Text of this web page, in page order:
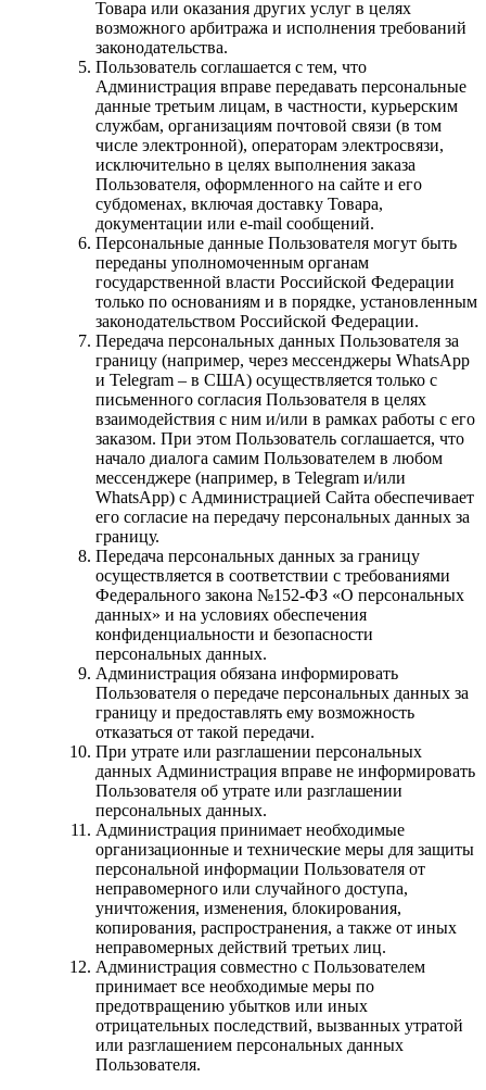
Товара или оказания других услуг в целях
возможного арбитража и исполнения требований
законодательства.
Пользователь соглашается с тем, что
Администрация вправе передавать персональные
данные третьим лицам, в частности, курьерским
службам, организациям почтовой связи (в том
числе электронной), операторам электросвязи,
исключительно в целях выполнения заказа
Пользователя, оформленного на сайте и его
субдоменах, включая доставку Товара,
документации или e-mail сообщений.
Персональные данные Пользователя могут быть
переданы уполномоченным органам
государственной власти Российской Федерации
только по основаниям и в порядке, установленным
законодательством Российской Федерации.
Передача персональных данных Пользователя за
границу (например, через мессенджеры WhatsApp
и Telegram – в США) осуществляется только с
письменного согласия Пользователя в целях
взаимодействия с ним и/или в рамках работы с его
заказом. При этом Пользователь соглашается, что
начало диалога самим Пользователем в любом
мессенджере (например, в Telegram и/или
WhatsApp) с Администрацией Сайта обеспечивает
его согласие на передачу персональных данных за
границу.
Передача персональных данных за границу
осуществляется в соответствии с требованиями
Федерального закона №152-ФЗ «О персональных
данных» и на условиях обеспечения
конфиденциальности и безопасности
персональных данных.
Администрация обязана информировать
Пользователя о передаче персональных данных за
границу и предоставлять ему возможность
отказаться от такой передачи.
При утрате или разглашении персональных
данных Администрация вправе не информировать
Пользователя об утрате или разглашении
персональных данных.
Администрация принимает необходимые
организационные и технические меры для защиты
персональной информации Пользователя от
неправомерного или случайного доступа,
уничтожения, изменения, блокирования,
копирования, распространения, а также от иных
неправомерных действий третьих лиц.
Администрация совместно с Пользователем
принимает все необходимые меры по
предотвращению убытков или иных
отрицательных последствий, вызванных утратой
или разглашением персональных данных
Пользователя.